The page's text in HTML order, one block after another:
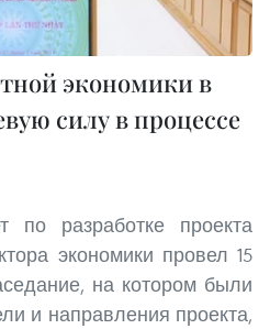
экономики в
силу в процессе
по разработке проекта
экономики провел 15
на котором были
и направления проекта,